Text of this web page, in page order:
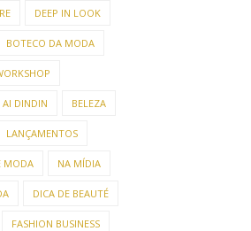
DEEP IN LOOK
BOTECO DA MODA
AI DINDIN BELEZA
LANÇAMENTOS
MODA NA MÍDIA
DICA DE BEAUTÉ
FASHION BUSINESS